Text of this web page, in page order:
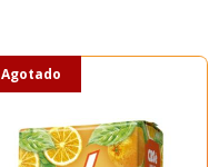
Agotado